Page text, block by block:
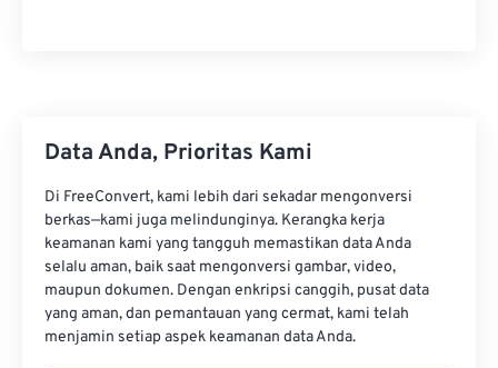
Data Anda, Prioritas Kami
Di FreeConvert, kami lebih dari sekadar mengonversi
berkas—kami juga melindunginya. Kerangka kerja
keamanan kami yang tangguh memastikan data Anda
selalu aman, baik saat mengonversi gambar, video,
maupun dokumen. Dengan enkripsi canggih, pusat data
yang aman, dan pemantauan yang cermat, kami telah
menjamin setiap aspek keamanan data Anda.